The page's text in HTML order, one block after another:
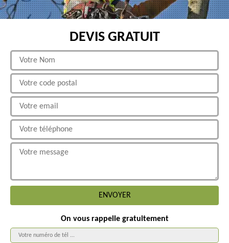
DEVIS GRATUIT
On vous rappelle gratuitement